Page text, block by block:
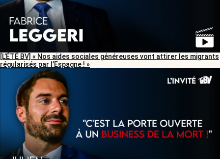
[L’ÉTÉ BV] « Nos aides sociales généreuses vont attirer les migrants
régularisés par l’Espagne ! »